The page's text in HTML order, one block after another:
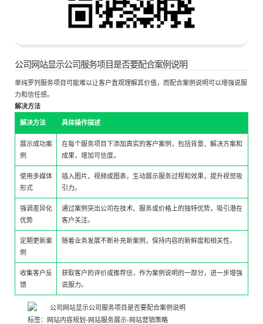
公司网站显示公司服务项目是否要配合案例说明
单纯罗列服务项目可能难以让客户直观理解其价值，而配合案例说明可以增强说服
力和信任感。
解决方法
解决方法 具体操作描述
展示成功案
例
在每个服务项目下添加真实的客户案例，包括背景、解决方案和
成果，增加可信度。
使用多媒体
形式
插入图片、视频或图表，生动展示服务过程和效果，提升视觉吸
引力。
强调差异化
优势
通过案例突出公司在技术、服务或价格上的独特优势，吸引潜在
客户关注。
定期更新案
例
随着业务发展不断补充新案例，保持内容的新鲜度和相关性。
收集客户反
馈
获取客户的评价或推荐信，作为案例说明的一部分，进一步增强
说服力。
标签： 网站内容规划 -网站服务展示-网站营销策略